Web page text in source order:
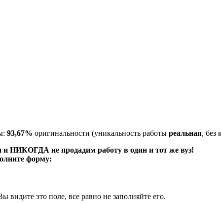
93,67% оригинальности (уникальность работы реальная, без
и НИКОГДА не продадим работу в один и тот же вуз!
форму:
видите это поле, все равно не заполняйте его.